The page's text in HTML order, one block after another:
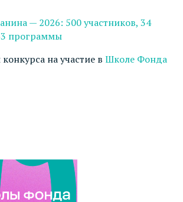
— 2026: 500 участников, 34
программы
на участие в Школе Фонда